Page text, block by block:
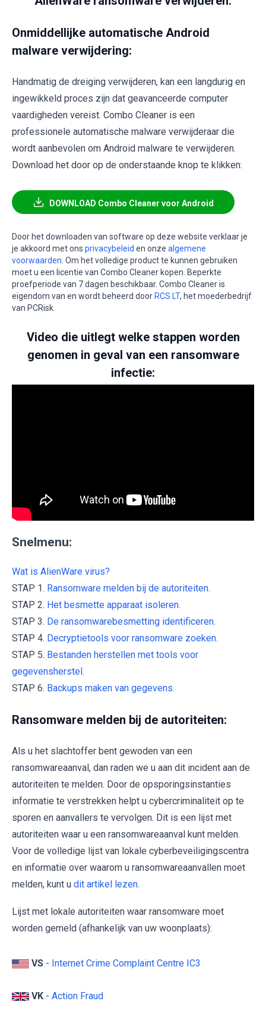
Onmiddellijke automatische Android
malware verwijdering:
Handmatig de dreiging verwijderen, kan een langdurig en
ingewikkeld proces zijn dat geavanceerde computer
vaardigheden vereist. Combo Cleaner is een
professionele automatische malware verwijderaar die
wordt aanbevolen om Android malware te verwijderen.
Download het door op de onderstaande knop te klikken:
DOWNLOAD Combo Cleaner voor Android
Door het downloaden van software op deze website verklaar je
je akkoord met ons privacybeleid en onze algemene
voorwaarden . Om het volledige product te kunnen gebruiken
moet u een licentie van Combo Cleaner kopen. Beperkte
proefperiode van 7 dagen beschikbaar. Combo Cleaner is
eigendom van en wordt beheerd door RCS LT, het moederbedrijf
van PCRisk.
Video die uitlegt welke stappen worden
genomen in geval van een ransomware
infectie:
Snelmenu:
Wat is AlienWare virus?
STAP 1. Ransomware melden bij de autoriteiten.
STAP 2. Het besmette apparaat isoleren.
STAP 3. De ransomwarebesmetting identificeren.
STAP 4. Decryptietools voor ransomware zoeken.
STAP 5. Bestanden herstellen met tools voor
gegevensherstel.
STAP 6. Backups maken van gegevens.
Ransomware melden bij de autoriteiten:
Als u het slachtoffer bent gewoden van een
ransomwareaanval, dan raden we u aan dit incident aan de
autoriteiten te melden. Door de opsporingsinstanties
informatie te verstrekken helpt u cybercriminaliteit op te
sporen en aanvallers te vervolgen. Dit is een lijst met
autoriteiten waar u een ransomwareaanval kunt melden.
Voor de volledige lijst van lokale cyberbeveiligingscentra
en informatie over waarom u ransomwareaanvallen moet
melden, kunt u dit artikel lezen.
Lijst met lokale autoriteiten waar ransomware moet
worden gemeld (afhankelijk van uw woonplaats):
VS - Internet Crime Complaint Centre IC3
VK - Action Fraud